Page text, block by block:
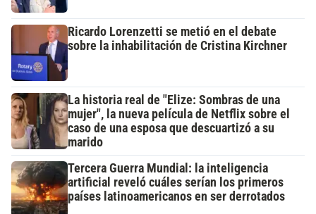
Ricardo Lorenzetti se metió en el debate
sobre la inhabilitación de Cristina Kirchner
La historia real de "Elize: Sombras de una
mujer", la nueva película de Netflix sobre el
caso de una esposa que descuartizó a su
marido
Tercera Guerra Mundial: la inteligencia
artificial reveló cuáles serían los primeros
países latinoamericanos en ser derrotados